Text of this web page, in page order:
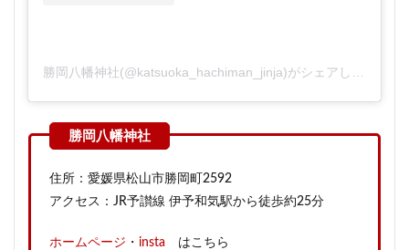
住所：愛媛県松山市勝岡町2592
アクセス：JR予讃線 伊予和気駅から徒歩約25分
ホームページ ・ insta はこちら